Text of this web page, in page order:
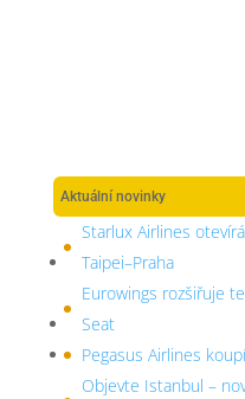
Aktuální novinky
Starlux Airlines
Taipei–Praha
Eurowings rozšiřuje
Seat
Pegasus Airlines
Objevte Istanbul –